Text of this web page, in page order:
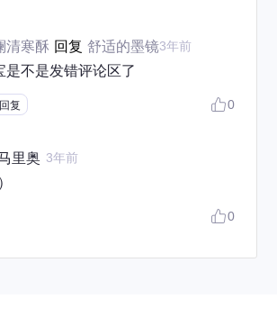
清寒酥 回复 舒适的墨镜3年前
是不是发错评论区了
回复 0
里奥 3年前
0